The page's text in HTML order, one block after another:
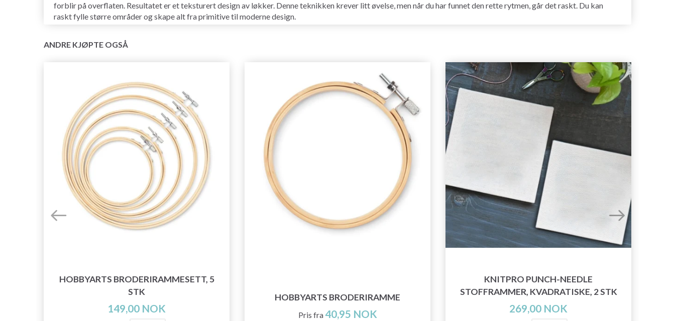
forblir på overflaten. Resultatet er et teksturert design av løkker. Denne teknikken krever litt øvelse, men når du har funnet den rette rytmen, går det raskt. Du kan
raskt fylle større områder og skape alt fra primitive til moderne design.
ANDRE KJØPTE OGSÅ
HOBBYARTS BRODERIRAMMESETT, 5
STK
149,00 NOK
HOBBYARTS BRODERIRAMME
Pris fra40,95 NOK
KNITPRO PUNCH-NEEDLE
STOFFRAMMER, KVADRATISKE, 2 STK
269,00 NOK